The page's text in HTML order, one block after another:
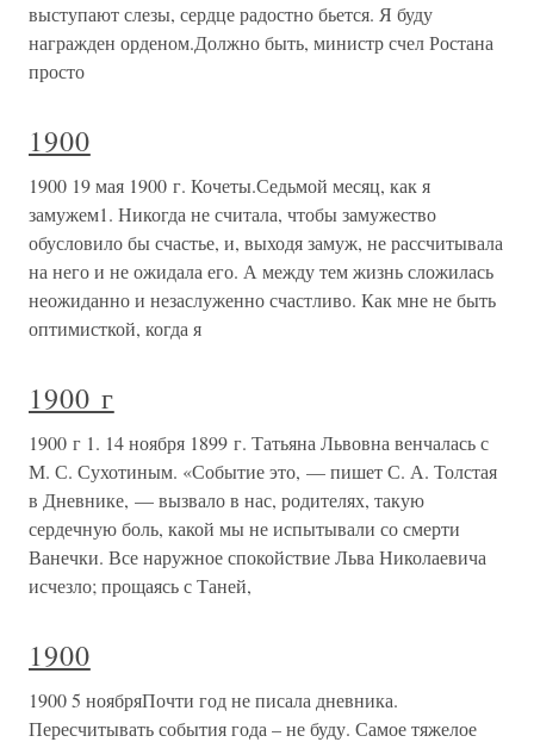
выступают слезы, сердце радостно бьется. Я буду
награжден орденом.Должно быть, министр счел Ростана
просто
1900
1900 19 мая 1900 г. Кочеты.Седьмой месяц, как я
замужем1. Никогда не считала, чтобы замужество
обусловило бы счастье, и, выходя замуж, не рассчитывала
на него и не ожидала его. А между тем жизнь сложилась
неожиданно и незаслуженно счастливо. Как мне не быть
оптимисткой, когда я
1900 г
1900 г 1. 14 ноября 1899 г. Татьяна Львовна венчалась с
М. С. Сухотиным. «Событие это, — пишет С. А. Толстая
в Дневнике, — вызвало в нас, родителях, такую
сердечную боль, какой мы не испытывали со смерти
Ванечки. Все наружное спокойствие Льва Николаевича
исчезло; прощаясь с Таней,
1900
1900 5 ноябряПочти год не писала дневника.
Пересчитывать события года – не буду. Самое тяжелое